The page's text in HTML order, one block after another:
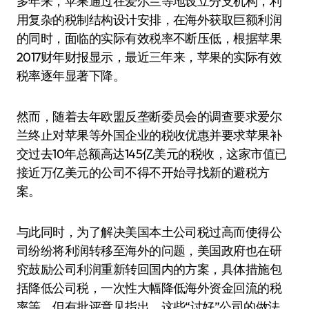
用复杂的税制结构设计安排，在海外获取巨额利润
的同时，面临的实际有效税率不断压低，根据苹果
2017财年财报显示，最近三年来，苹果的实际有效
税率逐年显著下降。
然而，随着去年欧盟反垄断委员会的调查要求爱尔
兰终止对苹果等外国企业的税收优惠并要求苹果补
交过去10年总额高达145亿美元的税收，这家市值已
接近万亿美元的公司不得不开始寻找新的避税方
案。
与此同时，为了解决美国本土公司税过高而使得公
司纷纷将利润转移至海外的问题，美国政府也在研
究鼓励公司利润重新转回国内的方案，具体措施包
括降低公司税，一次性大幅降低海外资金回流的税